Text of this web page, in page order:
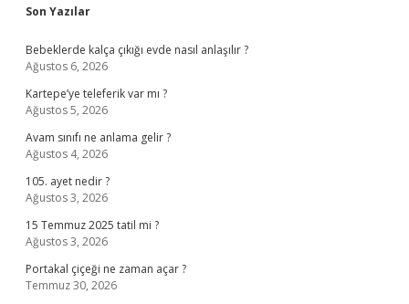
Sidebar
Son Yazılar
Bebeklerde kalça çıkığı evde nasıl anlaşılır ?
Ağustos 6, 2026
Kartepe’ye teleferik var mı ?
Ağustos 5, 2026
Avam sınıfı ne anlama gelir ?
Ağustos 4, 2026
105. ayet nedir ?
Ağustos 3, 2026
15 Temmuz 2025 tatil mi ?
Ağustos 3, 2026
Portakal çiçeği ne zaman açar ?
Temmuz 30, 2026